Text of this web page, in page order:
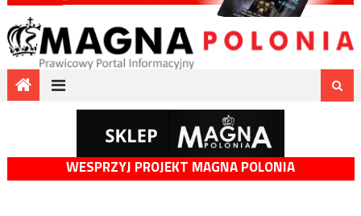
WESPRZYJ PROJEKT MAGNA POLONIA